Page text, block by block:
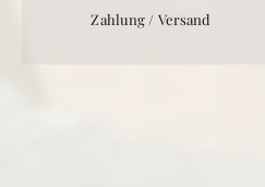
Zahlung / Versand